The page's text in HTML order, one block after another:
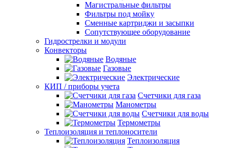
Магистральные фильтры
Фильтры под мойку
Сменные картриджи и засыпки
Сопутствующее оборудование
Гидрострелки и модули
Конвекторы
Водяные
Газовые
Электрические
КИП / приборы учета
Счетчики для газа
Манометры
Счетчики для воды
Термометры
Теплоизоляция и теплоносители
Теплоизоляция